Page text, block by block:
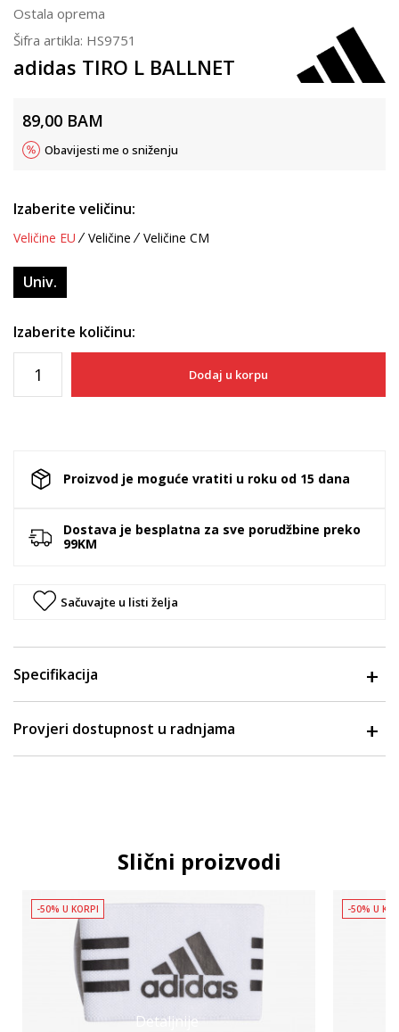
Ostala oprema
Šifra artikla: HS9751
adidas TIRO L BALLNET
89,00 BAM
Obavijesti me o sniženju
Izaberite veličinu:
Veličine EU Veličine Veličine CM
Univ.
Izaberite količinu:
Dodaj u korpu
Proizvod je moguće vratiti u roku od 15 dana
Dostava je besplatna za sve porudžbine preko
99KM
Sačuvajte u listi želja
Specifikacija
Provjeri dostupnost u radnjama
Slični proizvodi
Detaljnije
-50% U KORPI -50% U